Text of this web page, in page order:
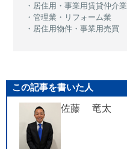
・居住用・事業用賃貸仲介業
・管理業・リフォーム業
・居住用物件・事業用売買
この記事を書いた人
佐藤 竜太